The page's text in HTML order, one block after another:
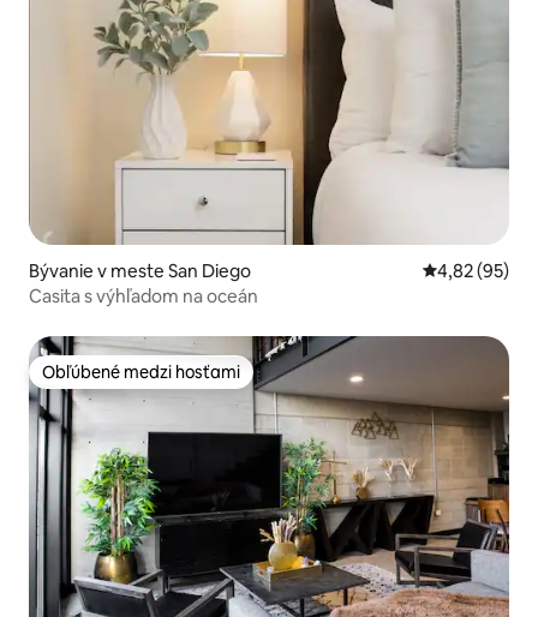
Bývanie v meste San Diego Priemerné
4,82 (95)
Casita s výhľadom na oceán
Obľúbené medzi hosťami
Obľúbené medzi hosťami